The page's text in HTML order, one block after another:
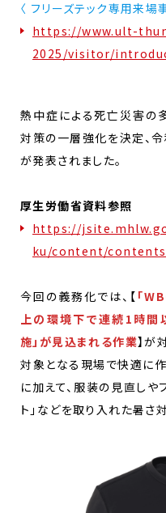
〈 フリーズテック専用来場
https://www.ult-
2025/visitor/
熱中症による死亡災害の
対策の一層強化を決定、
が発表されました。
厚生労働省資料参照
https://
ku/content/
今回の義務化では、【 「
上の環境下で連続1時
施」が見込まれる作業】が
対象となる現場で快適に
に加えて、服装の見直しや
ト」などを取り入れた暑さ